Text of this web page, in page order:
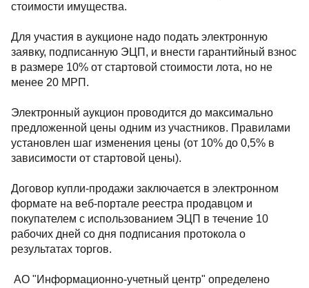
стоимости имущества.
Для участия в аукционе надо подать электронную
заявку, подписанную ЭЦП, и внести гарантийный взнос
в размере 10% от стартовой стоимости лота, но не
менее 20 МРП.
Электронный аукцион проводится до максимально
предложенной цены одним из участников. Правилами
установлен шаг изменения цены (от 10% до 0,5% в
зависимости от стартовой цены).
Договор купли-продажи заключается в электронном
формате на веб-портале реестра продавцом и
покупателем с использованием ЭЦП в течение 10
рабочих дней со дня подписания протокола о
результатах торгов.
АО "Информационно-учетный центр" определено